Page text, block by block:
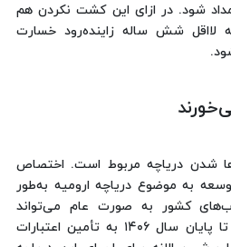
شود. در ازای این کشت نکردن هم
لااقل شش ساله زاینده‌رود خسارت
شدن دریاچه مربوط است. اختصاص
به موضوع دریاچه ارومیه به‌طور
کشور به صورت عام می‌تواند
تضمین کننده توجه دولت‌ها تا پایان سال ۱۴۰۶ به تأمین اعتبارات